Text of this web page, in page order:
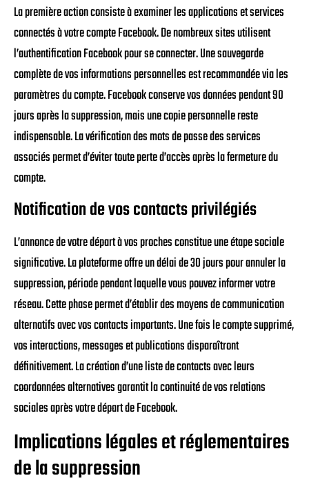
La première action consiste à examiner les applications et services
connectés à votre compte Facebook. De nombreux sites utilisent
l’authentification Facebook pour se connecter. Une sauvegarde
complète de vos informations personnelles est recommandée via les
paramètres du compte. Facebook conserve vos données pendant 90
jours après la suppression, mais une copie personnelle reste
indispensable. La vérification des mots de passe des services
associés permet d’éviter toute perte d’accès après la fermeture du
compte.
Notification de vos contacts privilégiés
L’annonce de votre départ à vos proches constitue une étape sociale
significative. La plateforme offre un délai de 30 jours pour annuler la
suppression, période pendant laquelle vous pouvez informer votre
réseau. Cette phase permet d’établir des moyens de communication
alternatifs avec vos contacts importants. Une fois le compte supprimé,
vos interactions, messages et publications disparaîtront
définitivement. La création d’une liste de contacts avec leurs
coordonnées alternatives garantit la continuité de vos relations
sociales après votre départ de Facebook.
Implications légales et réglementaires
de la suppression